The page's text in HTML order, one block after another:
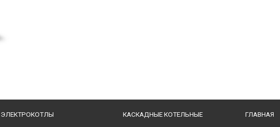
ЭЛЕКТРОКОТЛЫ КАСКАДНЫЕ КОТЕЛЬНЫЕ ГЛАВНАЯ